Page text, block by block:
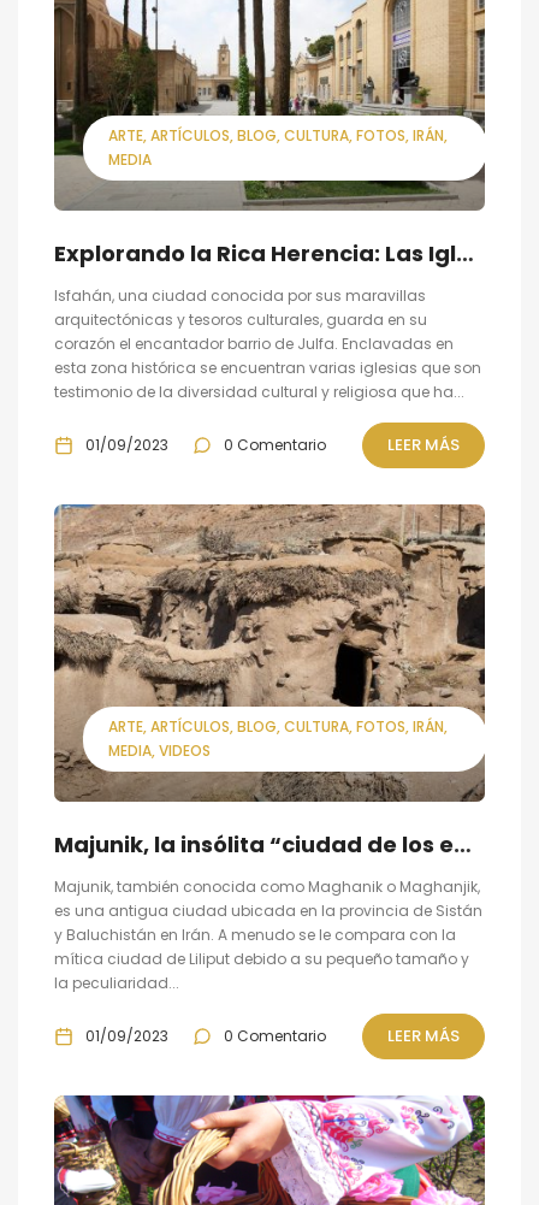
ARTE ARTÍCULOS BLOG CULTURA FOTOS IRÁN
MEDIA
Explorando la Rica Herencia: Las Iglesias del Barrio de Julfa en Isfahán
Isfahán, una ciudad conocida por sus maravillas
arquitectónicas y tesoros culturales, guarda en su
corazón el encantador barrio de Julfa. Enclavadas en
esta zona histórica se encuentran varias iglesias que son
testimonio de la diversidad cultural y religiosa que ha...
01/09/2023 0 Comentario LEER MÁS
ARTE ARTÍCULOS BLOG CULTURA FOTOS IRÁN
MEDIA VIDEOS
Majunik, la insólita “ciudad de los enanos”
Majunik, también conocida como Maghanik o Maghanjik,
es una antigua ciudad ubicada en la provincia de Sistán
y Baluchistán en Irán. A menudo se le compara con la
mítica ciudad de Liliput debido a su pequeño tamaño y
la peculiaridad...
01/09/2023 0 Comentario LEER MÁS